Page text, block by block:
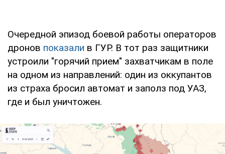
Очередной эпизод боевой работы операторов
дронов показали в ГУР. В тот раз защитники
устроили "горячий прием" захватчикам в поле
на одном из направлений: один из оккупантов
из страха бросил автомат и заполз под УАЗ,
где и был уничтожен.